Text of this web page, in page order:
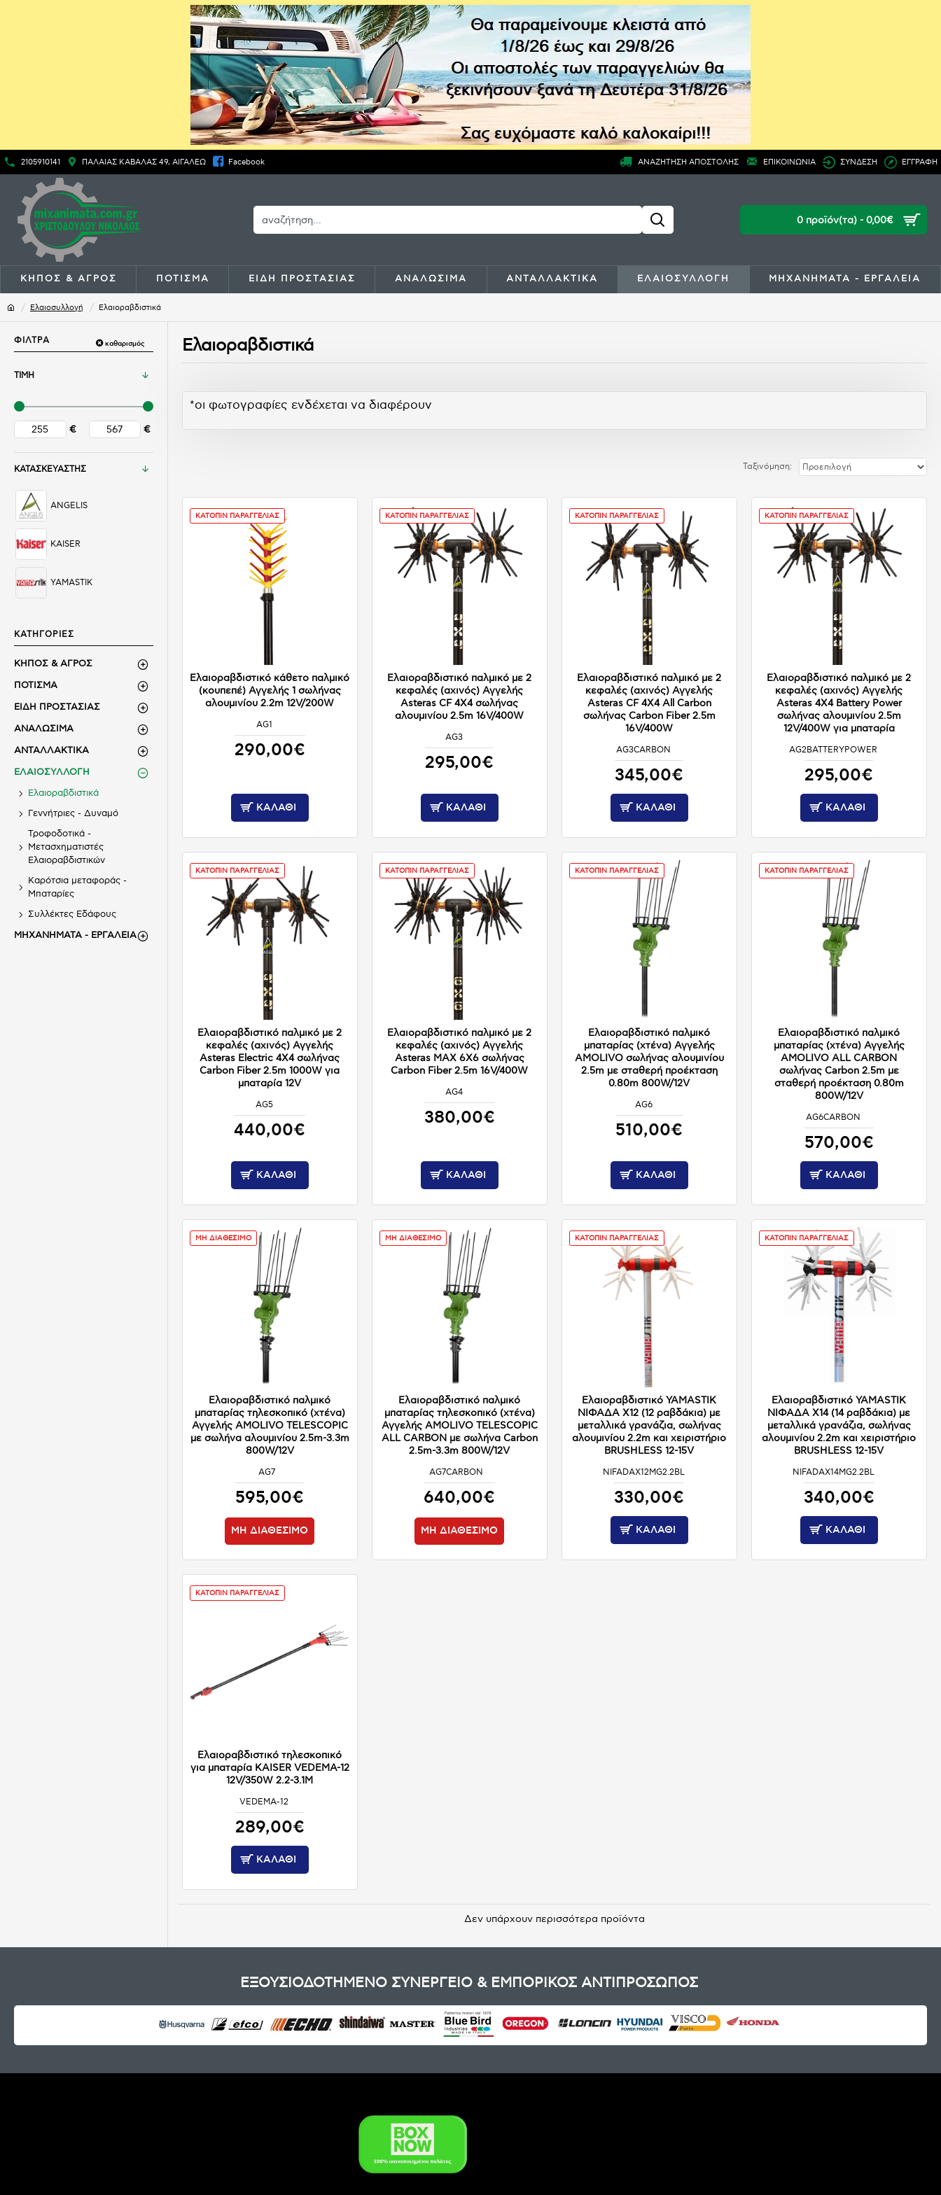
2105910141 ΠΑΛΑΙΑΣ ΚΑΒΑΛΑΣ 49, ΑΙΓΑΛΕΩ Facebook ΑΝΑΖΗΤΗΣΗ ΑΠΟΣΤΟΛΗΣ ΕΠΙΚΟΙΝΩΝΙΑ ΣΥΝΔΕΣΗ ΕΓΓΡΑΦΗ
0 προϊόν(τα) - 0,00€
ΚΗΠΟΣ & ΑΓΡΟΣ ΠΟΤΙΣΜΑ ΕΙΔΗ ΠΡΟΣΤΑΣΙΑΣ ΑΝΑΛΩΣΙΜΑ ΑΝΤΑΛΛΑΚΤΙΚΑ ΕΛΑΙΟΣΥΛΛΟΓΗ ΜΗΧΑΝΗΜΑΤΑ - ΕΡΓΑΛΕΙΑ
Ελαιοσυλλογή Ελαιοραβδιστικά
ΦΙΛΤΡΑ καθαρισμός
ΤΙΜΗ
€ €
ΚΑΤΑΣΚΕΥΑΣΤΗΣ
ANGELIS
KAISER
YAMASTIK
ΚΑΤΗΓΟΡΙΕΣ
ΚΗΠΟΣ & ΑΓΡΟΣ
ΠΟΤΙΣΜΑ
ΕΙΔΗ ΠΡΟΣΤΑΣΙΑΣ
ΑΝΑΛΩΣΙΜΑ
ΑΝΤΑΛΛΑΚΤΙΚΑ
ΕΛΑΙΟΣΥΛΛΟΓΗ
Ελαιοραβδιστικά
Γεννήτριες - Δυναμό
Τροφοδοτικά -
Μετασχηματιστές
Ελαιοραβδιστικών
Καρότσια μεταφοράς -
Μπαταρίες
Συλλέκτες Εδάφους
ΜΗΧΑΝΗΜΑΤΑ - ΕΡΓΑΛΕΙΑ
Ελαιοραβδιστικά
*οι φωτογραφίες ενδέχεται να διαφέρουν
Ταξινόμηση:
ΚΑΤΟΠΙΝ ΠΑΡΑΓΓΕΛΙΑΣ
AG1
Ελαιοραβδιστικό κάθετο παλμικό
(κουπεπέ) Αγγελής 1 σωλήνας
αλουμινίου 2.2m 12V/200W
290,00€
ΚΑΛΆΘΙ
ΚΑΤΟΠΙΝ ΠΑΡΑΓΓΕΛΙΑΣ
AG3
Ελαιοραβδιστικό παλμικό με 2
κεφαλές (αχινός) Αγγελής
Asteras CF 4X4 σωλήνας
αλουμινίου 2.5m 16V/400W
295,00€
ΚΑΛΆΘΙ
ΚΑΤΟΠΙΝ ΠΑΡΑΓΓΕΛΙΑΣ
AG3CARBON
Ελαιοραβδιστικό παλμικό με 2
κεφαλές (αχινός) Αγγελής
Asteras CF 4X4 All Carbon
σωλήνας Carbon Fiber 2.5m
16V/400W
345,00€
ΚΑΛΆΘΙ
ΚΑΤΟΠΙΝ ΠΑΡΑΓΓΕΛΙΑΣ
AG2BATTERYPOWER
Ελαιοραβδιστικό παλμικό με 2
κεφαλές (αχινός) Αγγελής
Asteras 4Χ4 Battery Power
σωλήνας αλουμινίου 2.5m
12V/400W για μπαταρία
295,00€
ΚΑΛΆΘΙ
ΚΑΤΟΠΙΝ ΠΑΡΑΓΓΕΛΙΑΣ
AG5
Ελαιοραβδιστικό παλμικό με 2
κεφαλές (αχινός) Αγγελής
Asteras Electric 4X4 σωλήνας
Carbon Fiber 2.5m 1000W για
μπαταρία 12V
440,00€
ΚΑΛΆΘΙ
ΚΑΤΟΠΙΝ ΠΑΡΑΓΓΕΛΙΑΣ
AG4
Ελαιοραβδιστικό παλμικό με 2
κεφαλές (αχινός) Αγγελής
Asteras MAX 6X6 σωλήνας
Carbon Fiber 2.5m 16V/400W
380,00€
ΚΑΛΆΘΙ
ΚΑΤΟΠΙΝ ΠΑΡΑΓΓΕΛΙΑΣ
AG6
Ελαιοραβδιστικό παλμικό
μπαταρίας (χτένα) Αγγελής
AMOLIVO σωλήνας αλουμινίου
2.5m με σταθερή προέκταση
0.80m 800W/12V
510,00€
ΚΑΛΆΘΙ
ΚΑΤΟΠΙΝ ΠΑΡΑΓΓΕΛΙΑΣ
AG6CARBON
Ελαιοραβδιστικό παλμικό
μπαταρίας (χτένα) Αγγελής
AMOLIVO ALL CARBON
σωλήνας Carbon 2.5m με
σταθερή προέκταση 0.80m
800W/12V
570,00€
ΚΑΛΆΘΙ
ΜΗ ΔΙΑΘΕΣΙΜΟ
AG7
Ελαιοραβδιστικό παλμικό
μπαταρίας τηλεσκοπικό (χτένα)
Αγγελής AMOLIVO TELESCOPIC
με σωλήνα αλουμινίου 2.5m-3.3m
800W/12V
595,00€
ΜΗ ΔΙΑΘΕΣΙΜΟ
ΜΗ ΔΙΑΘΕΣΙΜΟ
AG7CARBON
Ελαιοραβδιστικό παλμικό
μπαταρίας τηλεσκοπικό (χτένα)
Αγγελής AMOLIVO TELESCOPIC
ALL CARBON με σωλήνα Carbon
2.5m-3.3m 800W/12V
640,00€
ΜΗ ΔΙΑΘΕΣΙΜΟ
ΚΑΤΟΠΙΝ ΠΑΡΑΓΓΕΛΙΑΣ
NIFADAX12MG2.2BL
Ελαιοραβδιστικό YAMASTIK
ΝΙΦΑΔΑ Χ12 (12 ραβδάκια) με
μεταλλικά γρανάζια, σωλήνας
αλουμινίου 2.2m και χειριστήριο
BRUSHLESS 12-15V
330,00€
ΚΑΛΆΘΙ
ΚΑΤΟΠΙΝ ΠΑΡΑΓΓΕΛΙΑΣ
NIFADAX14MG2.2BL
Ελαιοραβδιστικό YAMASTIK
ΝΙΦΑΔΑ Χ14 (14 ραβδάκια) με
μεταλλικά γρανάζια, σωλήνας
αλουμινίου 2.2m και χειριστήριο
BRUSHLESS 12-15V
340,00€
ΚΑΛΆΘΙ
ΚΑΤΟΠΙΝ ΠΑΡΑΓΓΕΛΙΑΣ
VEDEMA-12
Ελαιοραβδιστικό τηλεσκοπικό
για μπαταρία KAISER VEDEMA-12
12V/350W 2.2-3.1M
289,00€
ΚΑΛΆΘΙ
Δεν υπάρχουν περισσότερα προϊόντα
ΕΞΟΥΣΙΟΔΟΤΗΜΕΝΟ ΣΥΝΕΡΓΕΙΟ & ΕΜΠΟΡΙΚΟΣ ΑΝΤΙΠΡΟΣΩΠΟΣ